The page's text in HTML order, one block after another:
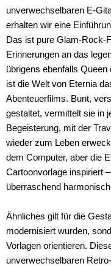
unverwechselbaren E-
erhalten wir eine
Das ist pure Glam-Rock-
Erinnerungen an das
übrigens ebenfalls
ist die Welt von Eternia
Abenteuerfilms. Bunt,
gestaltet, vermittelt sie in
Begeisterung, mit der
wieder zum Leben
dem Computer, aber die
Cartoonvorlage inspiriert
überraschend
Ähnliches gilt für die
modernisiert wurden,
Vorlagen orientieren.
unverwechselbaren